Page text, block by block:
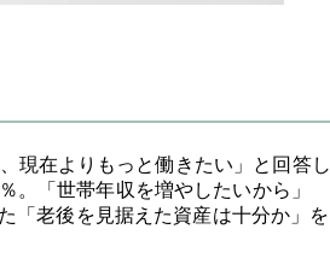
現在よりもっと働きたい」と回答し
。「世帯年収を増やしたいから」
「老後を見据えた資産は十分か」を